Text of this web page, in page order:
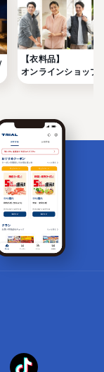
【衣料品】
オンラインショップ